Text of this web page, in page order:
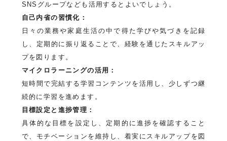
SNSグループなども活用するとよいでしょう。
自己内省の習慣化：
日々の業務や家庭生活の中で得た学びや気づきを記録
し、定期的に振り返ることで、経験を通じたスキルアッ
プを図ります。
マイクロラーニングの活用：
短時間で完結する学習コンテンツを活用し、少しずつ継
続的に学習を進めます。
目標設定と進捗管理：
具体的な目標を設定し、定期的に進捗を確認すること
で、モチベーションを維持し、着実にスキルアップを図